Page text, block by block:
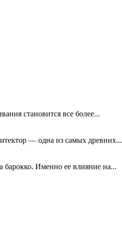
становится все более...
— одна из самых древних...
барокко. Именно ее влияние на...